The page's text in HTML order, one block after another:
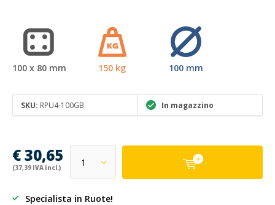
100 x 80 mm 150 kg 100 mm
SKU: RPU4-100GB In magazzino
€ 30,65
(37,39 IVA incl.)
Specialista in Ruote!